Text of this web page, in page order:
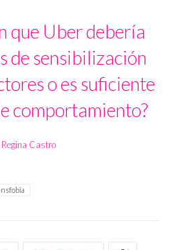
que Uber debería
de sensibilización
o es suficiente
comportamiento?
Regina Castro